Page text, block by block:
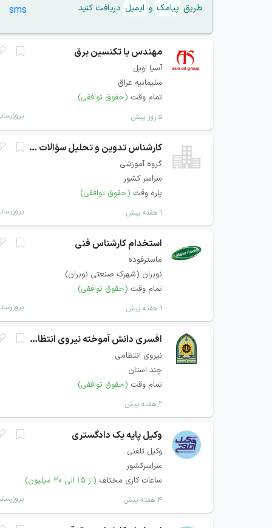
طریق پیامک و ایمیل دریافت کنید
مهندس یا تکنسین برق
آسیا اویل
سلیمانیه عراق
تمام وقت (حقوق توافقی)
۵ روز پیش
کارشناس تدوین و تحلیل سؤالات دانشگاهی
گروه آموزشی
سراسر کشور
پاره وقت (حقوق توافقی)
۱ هفته پیش
استخدام کارشناس فنی
ماسترفوده
نوبران (شهرک صنعتی نوبران)
تمام وقت (حقوق توافقی)
۱ هفته پیش
افسری دانش آموخته نیروی انتظامی
نیروی انتظامی
چند استان
تمام وقت (حقوق توافقی)
۲ هفته پیش
وکیل پایه یک دادگستری
وکیل تلفنی
سراسرکشور
ساعات کاری مختلف (از ۱۵ الی ۲۰ میلیون)
۴ هفته پیش